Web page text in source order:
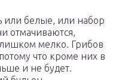
белые, или набор
отмачиваются,
мелко. Грибов
что кроме них в
и не будет.